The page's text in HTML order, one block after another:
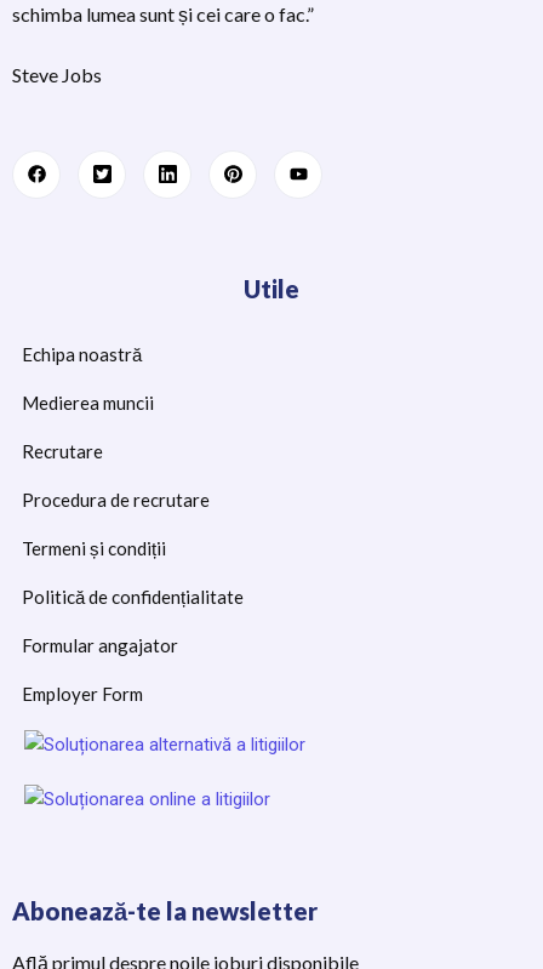
schimba lumea sunt și cei care o fac.”
Steve Jobs
Utile
Echipa noastră
Medierea muncii
Recrutare
Procedura de recrutare
Termeni și condiții
Politică de confidențialitate
Formular angajator
Employer Form
Abonează-te la newsletter
Află primul despre noile joburi disponibile